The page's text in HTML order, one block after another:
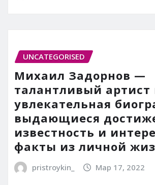
UNCATEGORISED
Михаил Задорнов —
талантливый артист
увлекательная
выдающиеся
известность и
факты из личной
pristroykin_ Мар 17, 2022